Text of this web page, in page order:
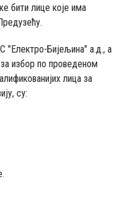
бити лице које има
"Електро-Бијељина" а.д., а
избор по проведеном
лица за
су: